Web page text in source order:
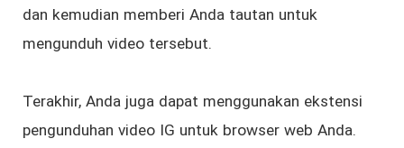
dan kemudian memberi Anda tautan untuk
mengunduh video tersebut.
Terakhir, Anda juga dapat menggunakan ekstensi
pengunduhan video IG untuk browser web Anda.